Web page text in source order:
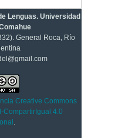
Lenguas. Universidad
General Roca, Río
Creative Commons
CompartirIgual 4.0
.